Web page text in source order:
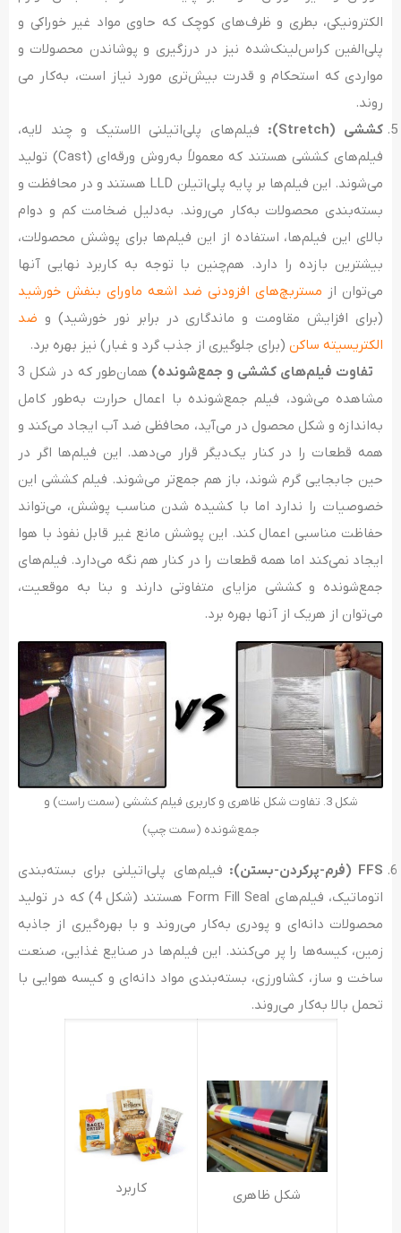
الکترونیکی، بطری و ظرف‌های کوچک که حاوی مواد غیر خوراکی و
پلی‌الفین کراس‌لینک‌شده نیز در درزگیری و پوشاندن محصولات و
مواردی که استحکام و قدرت بیش‌تری مورد نیاز است، به‌کار می
روند.
کششی (Stretch
): فیلم‌های پلی‌اتیلنی الاستیک و چند لایه،
فیلم‌های کششی هستند که معمولاً به‌روش ورقه‌ای (Cast) تولید
می‌شوند. این فیلم‌ها بر پایه پلی‌اتیلن LLD هستند و در محافظت و
بسته‌بندی محصولات به‌کار می‌روند. به‌دلیل ضخامت کم و دوام
بالای این فیلم‌ها، استفاده از این فیلم‌ها برای پوشش محصولات،
بیشترین بازده را دارد. هم‌چنین با توجه به کاربرد نهایی آنها
می‌توان از مستربچ‌های افزودنی ضد اشعه ماورای بنفش خورشید
(برای افزایش مقاومت و ماندگاری در برابر نور خورشید) و ضد
الکتریسیته ساکن (برای جلوگیری از جذب گرد و غبار) نیز بهره برد.
تفاوت فیلم‌های کششی و جمع‌شونده)
همان‌طور که در شکل 3
مشاهده می‌شود، فیلم جمع‌شونده با اعمال حرارت به‌طور کامل
به‌اندازه و شکل محصول در می‌آید، محافظی ضد آب ایجاد می‌کند و
همه قطعات را در کنار یک‌دیگر قرار می‌دهد. این فیلم‌ها اگر در
حین جابجایی گرم شوند، باز هم جمع‌تر می‌شوند. فیلم کششی این
خصوصیات را ندارد اما با کشیده شدن مناسب پوشش، می‌تواند
حفاظت مناسبی اعمال کند. این پوشش مانع غیر قابل نفوذ با هوا
ایجاد نمی‌کند اما همه قطعات را در کنار هم نگه می‌دارد. فیلم‌های
جمع‌شونده و کششی مزایای متفاوتی دارند و بنا به موقعیت،
می‌توان از هریک از آنها بهره برد.
شکل 3. تفاوت شکل ظاهری و کاربری فیلم کششی (سمت راست) و
جمع‌شونده (سمت چپ)
FFS (فرم-پرکردن-بستن ): فیلم‌های پلی‌اتیلنی برای بسته‌بندی
اتوماتیک، فیلم‌های Form Fill Seal هستند (شکل 4) که در تولید
محصولات دانه‌ای و پودری به‌کار می‌روند و با بهره‌گیری از جاذبه
زمین، کیسه‌ها را پر می‌کنند. این فیلم‌ها در صنایع غذایی، صنعت
ساخت و ساز، کشاورزی، بسته‌بندی مواد دانه‌ای و کیسه هوایی با
تحمل بالا به‌کار می‌روند.
شکل ظاهری کاربرد